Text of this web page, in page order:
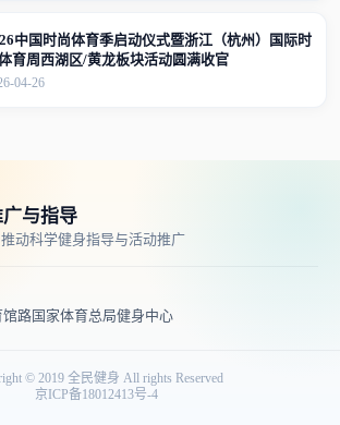
中国时尚体育季启动仪式暨浙江（杭州）国际时
育周西湖区/黄龙板块活动圆满收官
04-26
与指导
动科学健身指导与活动推广
路国家体育总局健身中心
© 2019 全民健身 All rights Reserved
京ICP备18012413号-4